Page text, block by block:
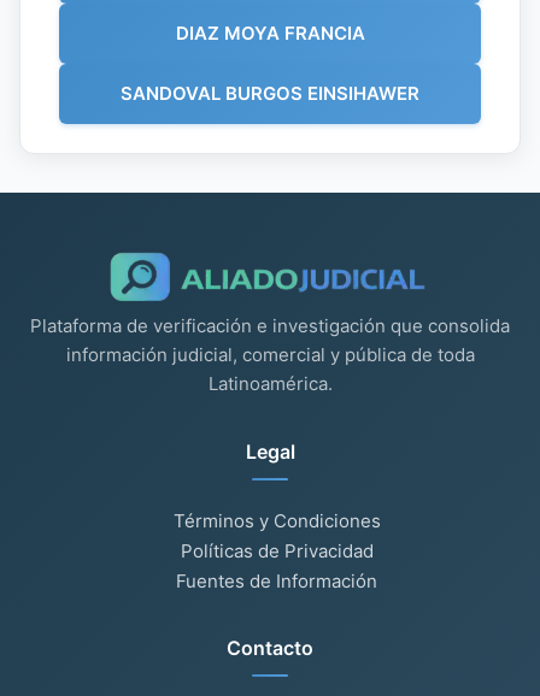
DIAZ MOYA FRANCIA
SANDOVAL BURGOS EINSIHAWER
Plataforma de verificación e investigación que consolida
información judicial, comercial y pública de toda
Latinoamérica.
Legal
Términos y Condiciones
Políticas de Privacidad
Fuentes de Información
Contacto